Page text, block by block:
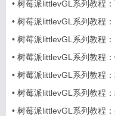
• 树莓派littlevGL系列教程
• 树莓派littlevGL系列教程
• 树莓派littlevGL系列教程
• 树莓派littlevGL系列教程
(lv_ta)
• 树莓派littlevGL系列教程
• 树莓派littlevGL系列教程
• 树莓派littlevGL系列教程